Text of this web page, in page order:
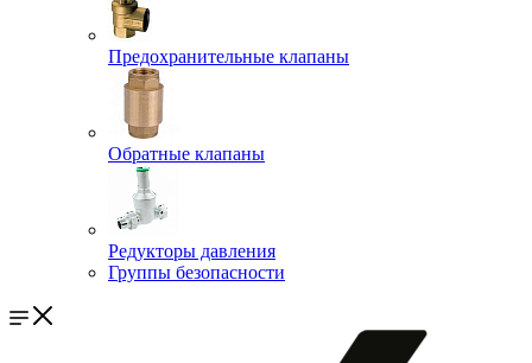
Предохранительные клапаны
Обратные клапаны
Редукторы давления
Группы безопасности